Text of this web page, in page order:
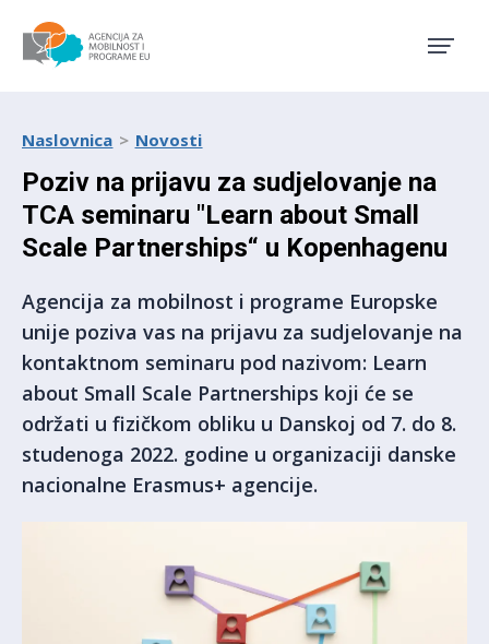
Naslovnica Novosti
Poziv na prijavu za sudjelovanje na
TCA seminaru "Learn about Small
Scale Partnerships“ u Kopenhagenu
Agencija za mobilnost i programe Europske
unije poziva vas na prijavu za sudjelovanje na
kontaktnom seminaru pod nazivom: Learn
about Small Scale Partnerships koji će se
održati u fizičkom obliku u Danskoj od 7. do 8.
studenoga 2022. godine u organizaciji danske
nacionalne Erasmus+ agencije.